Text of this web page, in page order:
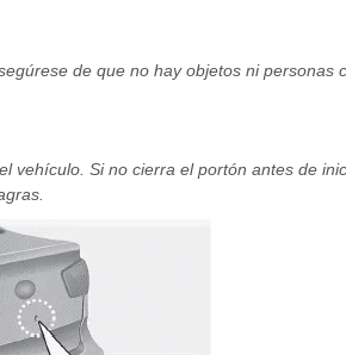
de que no hay objetos ni personas
Si no cierra el portón antes de